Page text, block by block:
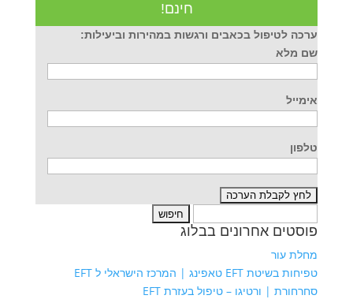
חינם!
ערכה לטיפול בכאבים ורגשות במהירות וביעילות:
שם מלא
אימייל
טלפון
פוסטים אחרונים בבלוג
מחלת עור
טפיחות בשיטת EFT טאפינג | המרכז הישראלי ל EFT
סחרחורת | ורטיגו – טיפול בעזרת EFT